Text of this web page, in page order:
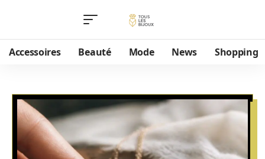
Accessoires Beauté Mode News Shopping